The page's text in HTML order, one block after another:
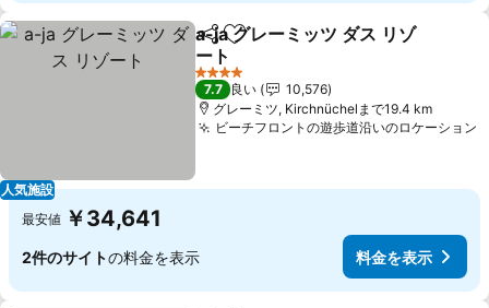
人気施設
シェアお気に入りに追加
a-ja グレーミッツ ダス リゾ
ート
4 ホテルのランク
7.7 良い
10,576
グレーミツ, Kirchnüchelまで19.4 km
ビーチフロントの遊歩道沿いのロケーション
最安値 ￥34,641
2件のサイトの料金を表示 料金を表示